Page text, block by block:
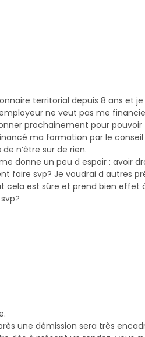
territorial depuis 8 ans et
ne veut pas me
prochainement pour
ma formation par le
n’être sur de rien.
donne un peu d espoir : avoir
faire svp? Je voudrai d autres
cela est sûre et prend bien effet
une démission sera très